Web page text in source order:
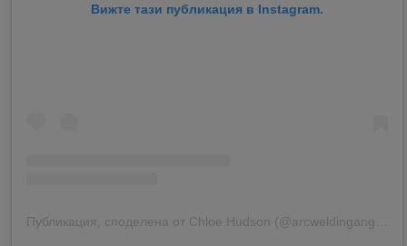
Вижте тази публикация в Instagram.